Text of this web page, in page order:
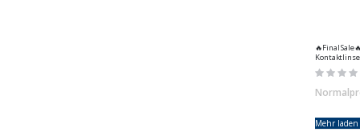
🔥Final Sale🔥 Farbige Frieren Cosplay
Halloween
Rating:
Mehr laden